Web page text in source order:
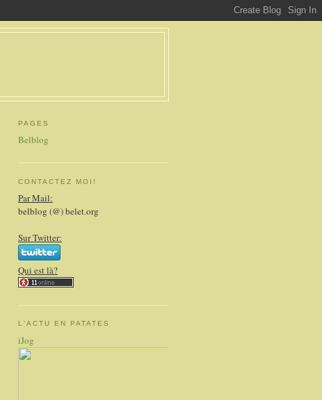
PAGES
Belblog
CONTACTEZ MOI!
Par Mail:
belblog (@) belet.org
Sur Twitter:
Qui est là?
L'ACTU EN PATATES
iJog